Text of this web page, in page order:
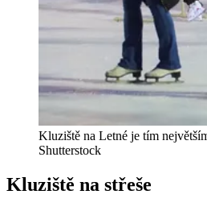
Kluziště na Letné je tím
Shutterstock
Kluziště na střeše